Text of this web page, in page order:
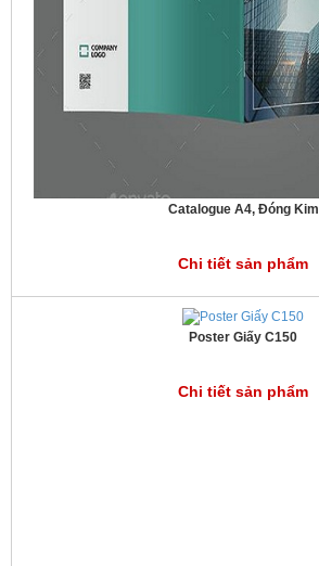
Catalogue A4, Đóng Kim
Chi tiết sản phẩm
Poster Giấy C150
Chi tiết sản phẩm